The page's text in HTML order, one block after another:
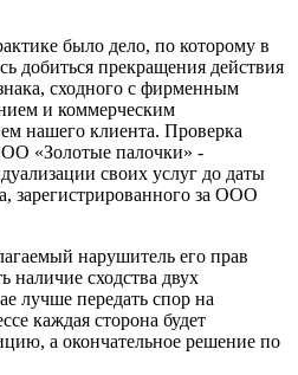
было дело, по которому в
добиться прекращения действия
сходного с фирменным
и коммерческим
нашего клиента. Проверка
«Золотые палочки» -
своих услуг до даты
зарегистрированного за ООО
нарушитель его прав
наличие сходства двух
лучше передать спор на
каждая сторона будет
а окончательное решение по